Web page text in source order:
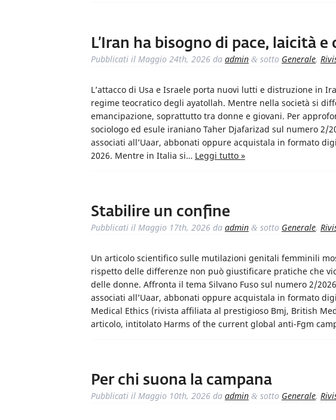
L’Iran ha bisogno di pace, laicità
Pubblicati il Maggio 24th, 2026 da admin & sotto Generale,
L’attacco di Usa e Israele porta nuovi lutti e distruzione in
regime teocratico degli ayatollah. Mentre nella società si
emancipazione, soprattutto tra donne e giovani. Per
sociologo ed esule iraniano Taher Djafarizad sul numero 2/
associati all’Uaar, abbonati oppure acquistala in formato
2026. Mentre in Italia si… Leggi tutto »
Stabilire un confine
Pubblicati il Maggio 17th, 2026 da admin & sotto Generale,
Un articolo scientifico sulle mutilazioni genitali femminili
rispetto delle differenze non può giustificare pratiche che
delle donne. Affronta il tema Silvano Fuso sul numero 2/
associati all’Uaar, abbonati oppure acquistala in formato
Medical Ethics (rivista affiliata al prestigioso Bmj, British
articolo, intitolato Harms of the current global anti-Fgm
Per chi suona la campana
Pubblicati il Maggio 10th, 2026 da admin & sotto Generale,